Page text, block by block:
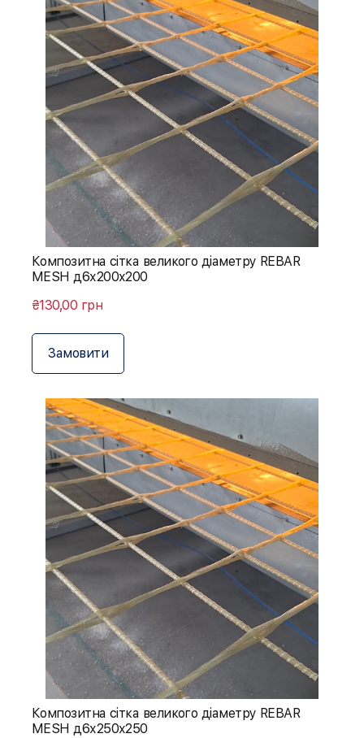
Композитна сітка великого діаметру REBAR
MESH д6х200х200
₴130,00 грн
Замовити
Композитна сітка великого діаметру REBAR
MESH д6х250х250